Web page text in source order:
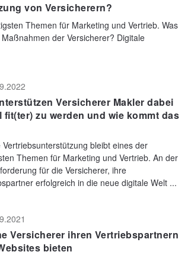
von Versicherern?
Themen für Marketing und Vertrieb. Was
der Versicherer? Digitale
Versicherer Makler dabei
fit(ter) zu werden und wie kommt das
Vertriebsunterstützung bleibt eines der
Themen für Marketing und Vertrieb. An der
für die Versicherer, ihre
erfolgreich in die neue digitale Welt ...
Versicherer ihren Vertriebspartnern
bieten